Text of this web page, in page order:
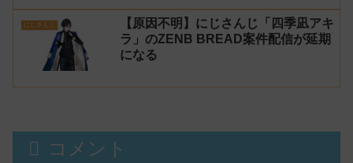
イバーの転生が可能に
にじさんじ
【原因不明】にじさんじ「四季凪アキ
ラ」のZENB BREAD案件配信が延期
になる
コメント